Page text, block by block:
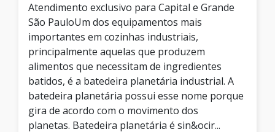
Atendimento exclusivo para Capital e Grande
São PauloUm dos equipamentos mais
importantes em cozinhas industriais,
principalmente aquelas que produzem
alimentos que necessitam de ingredientes
batidos, é a batedeira planetária industrial. A
batedeira planetária possui esse nome porque
gira de acordo com o movimento dos
planetas. Batedeira planetária é sin&ocir...